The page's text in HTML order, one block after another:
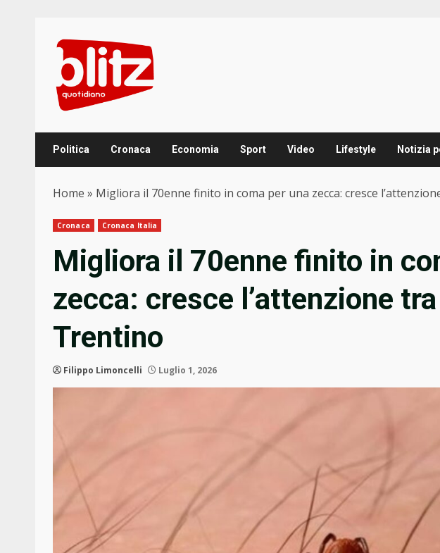
content
Politica Cronaca Economia Sport Video Lifestyle Notizia
Home » Migliora il 70enne finito in coma per una zecca: cresce
Cronaca Cronaca Italia
Migliora il 70enne finito in
zecca: cresce l’attenzione
Trentino
Filippo Limoncelli Luglio 1, 2026